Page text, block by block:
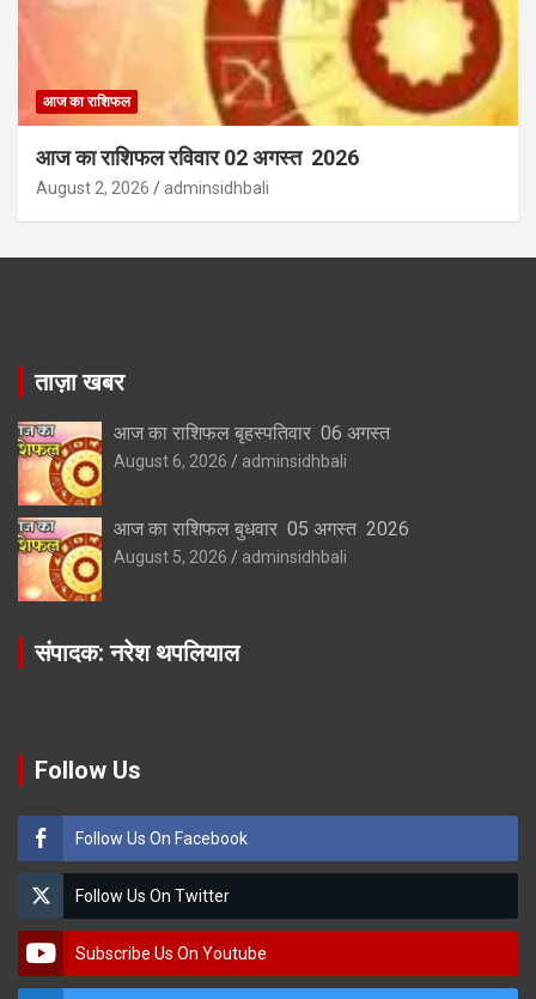
आज का राशिफल
आज का राशिफल रविवार 02 अगस्त 2026
August 2, 2026 adminsidhbali
ताज़ा खबर
आज का राशिफल बृहस्पतिवार 06 अगस्त
August 6, 2026 adminsidhbali
आज का राशिफल बुधवार 05 अगस्त 2026
August 5, 2026 adminsidhbali
संपादक: नरेश थपलियाल
Follow Us
Follow Us On Facebook
Follow Us On Twitter
Subscribe Us On Youtube